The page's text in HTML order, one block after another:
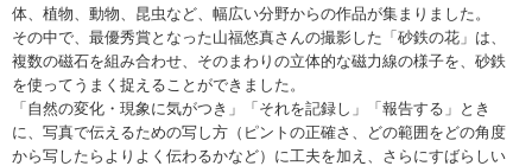
体、植物、動物、昆虫など、幅広い分野からの作品が集まりました。
その中で、最優秀賞となった山福悠真さんの撮影した「砂鉄の花」は、
複数の磁石を組み合わせ、そのまわりの立体的な磁力線の様子を、砂鉄
を使ってうまく捉えることができました。
「自然の変化・現象に気がつき」「それを記録し」「報告する」とき
に、写真で伝えるための写し方（ピントの正確さ、どの範囲をどの角度
から写したらよりよく伝わるかなど）に工夫を加え、さらにすばらしい